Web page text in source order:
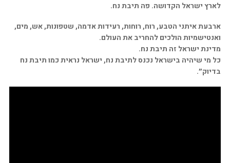
לארץ ישראל הקדושה. פה תיבת נח.
ארבעת איתני הטבע, רוח, רוחות, רעידות אדמה, שטפונות, אש, מים,
ואנטישמיות הולכים להחריב את העולם.
מדינת ישראל זה תיבת נח.
כל מי שיהיה בישראל נכנס לתיבת נח, ישראל נראית כמו תיבת נח
בדיוק״.